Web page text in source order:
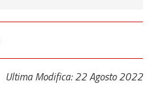
Ultima Modifica: 22 Agosto 2022